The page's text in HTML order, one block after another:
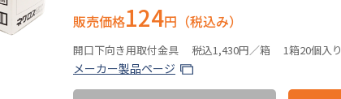
販売価格124円（税込み）
開口下向き用取付金具 税込1,430円／箱 1箱20個入り
メーカー製品ページ